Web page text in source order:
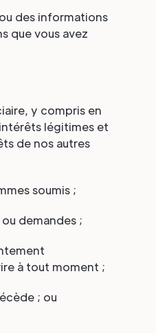
des informations
que vous avez
y compris en
légitimes et
de nos autres
soumis ;
demandes ;
à tout moment ;
; ou